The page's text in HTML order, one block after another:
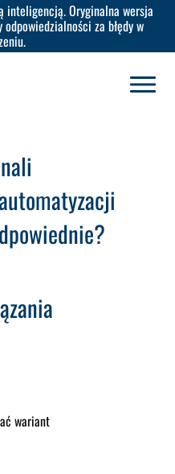
inteligencją. Oryginalna wersja
za błędy w
wariant